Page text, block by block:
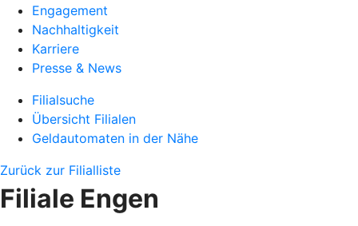
Engagement
Nachhaltigkeit
Karriere
Presse & News
Filialsuche
Übersicht Filialen
Geldautomaten in der Nähe
Zurück zur Filialliste
Filiale Engen